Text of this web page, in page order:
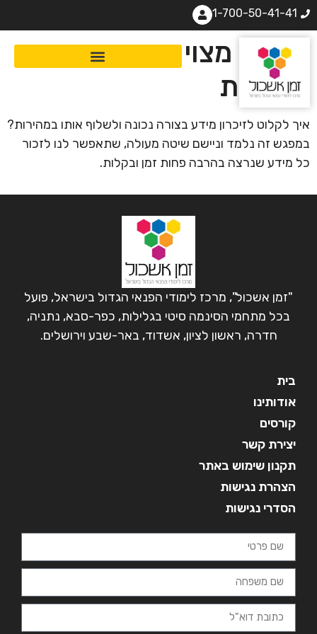
1-700-50-41-41
לזכור מצוין במהירות
ובקלות
איך לקלוט לזיכרון מידע בצורה נכונה ולשלוף אותו במהירות?
במפגש זה נלמד וניישם שיטה מעולה, שתאפשר לנו לזכור
כל מידע שנרצה בהרבה פחות זמן ובקלות.
"זמן אשכול", מרכז לימודי הפנאי הגדול בישראל, פועל
בכל מתחמי הסינמה סיטי בגלילות, כפר-סבא, נתניה,
חדרה, ראשון לציון, אשדוד, באר-שבע וירושלים.
בית
אודותינו
קורסים
יצירת קשר
תקנון שימוש באתר
הצהרת נגישות
הסדרי נגישות